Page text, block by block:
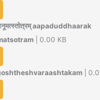
aapaduddhaarak
| 0.00 KB
goshtheshvaraashtakam |